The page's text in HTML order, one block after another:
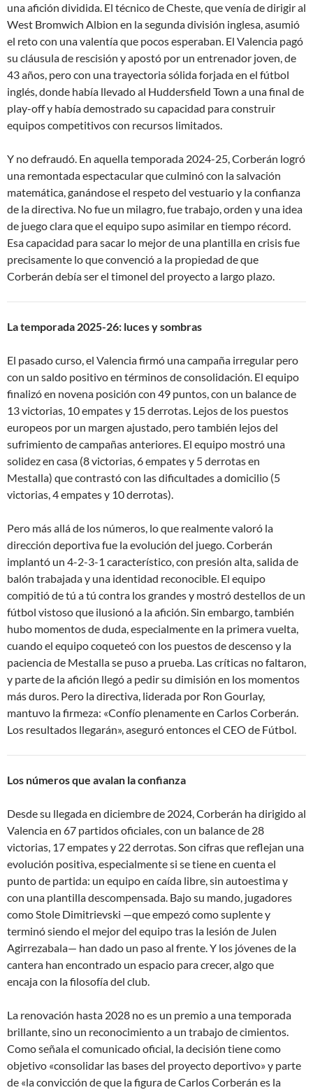
una afición dividida. El técnico de Cheste, que venía de dirigir al
West Bromwich Albion en la segunda división inglesa, asumió
el reto con una valentía que pocos esperaban. El Valencia pagó
su cláusula de rescisión y apostó por un entrenador joven, de
43 años, pero con una trayectoria sólida forjada en el fútbol
inglés, donde había llevado al Huddersfield Town a una final de
play-off y había demostrado su capacidad para construir
equipos competitivos con recursos limitados.
Y no defraudó. En aquella temporada 2024-25, Corberán logró
una remontada espectacular que culminó con la salvación
matemática, ganándose el respeto del vestuario y la confianza
de la directiva. No fue un milagro, fue trabajo, orden y una idea
de juego clara que el equipo supo asimilar en tiempo récord.
Esa capacidad para sacar lo mejor de una plantilla en crisis fue
precisamente lo que convenció a la propiedad de que
Corberán debía ser el timonel del proyecto a largo plazo.
La temporada 2025-26: luces y sombras
El pasado curso, el Valencia firmó una campaña irregular pero
con un saldo positivo en términos de consolidación. El equipo
finalizó en novena posición con 49 puntos, con un balance de
13 victorias, 10 empates y 15 derrotas. Lejos de los puestos
europeos por un margen ajustado, pero también lejos del
sufrimiento de campañas anteriores. El equipo mostró una
solidez en casa (8 victorias, 6 empates y 5 derrotas en
Mestalla) que contrastó con las dificultades a domicilio (5
victorias, 4 empates y 10 derrotas).
Pero más allá de los números, lo que realmente valoró la
dirección deportiva fue la evolución del juego. Corberán
implantó un 4-2-3-1 característico, con presión alta, salida de
balón trabajada y una identidad reconocible. El equipo
compitió de tú a tú contra los grandes y mostró destellos de un
fútbol vistoso que ilusionó a la afición. Sin embargo, también
hubo momentos de duda, especialmente en la primera vuelta,
cuando el equipo coqueteó con los puestos de descenso y la
paciencia de Mestalla se puso a prueba. Las críticas no faltaron,
y parte de la afición llegó a pedir su dimisión en los momentos
más duros. Pero la directiva, liderada por Ron Gourlay,
mantuvo la firmeza: «Confío plenamente en Carlos Corberán.
Los resultados llegarán», aseguró entonces el CEO de Fútbol.
Los números que avalan la confianza
Desde su llegada en diciembre de 2024, Corberán ha dirigido al
Valencia en 67 partidos oficiales, con un balance de 28
victorias, 17 empates y 22 derrotas. Son cifras que reflejan una
evolución positiva, especialmente si se tiene en cuenta el
punto de partida: un equipo en caída libre, sin autoestima y
con una plantilla descompensada. Bajo su mando, jugadores
como Stole Dimitrievski —que empezó como suplente y
terminó siendo el mejor del equipo tras la lesión de Julen
Agirrezabala— han dado un paso al frente. Y los jóvenes de la
cantera han encontrado un espacio para crecer, algo que
encaja con la filosofía del club.
La renovación hasta 2028 no es un premio a una temporada
brillante, sino un reconocimiento a un trabajo de cimientos.
Como señala el comunicado oficial, la decisión tiene como
objetivo «consolidar las bases del proyecto deportivo» y parte
de «la convicción de que la figura de Carlos Corberán es la